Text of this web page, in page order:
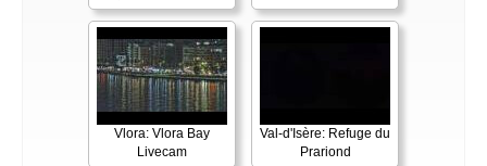
Vlora: Vlora Bay
Livecam
Val-d'Isère: Refuge du
Prariond